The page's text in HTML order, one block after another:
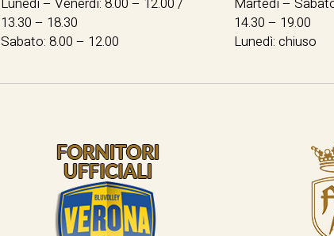
13.30 – 18.30
Sabato: 8.00 – 12.00
14.30 – 19.00
Lunedì: chiuso